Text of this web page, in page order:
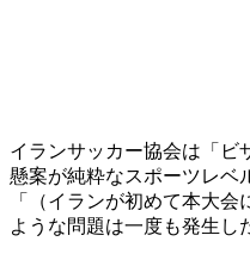
イランサッカー協会は「ビ
懸案が純粋なスポーツレベ
「（イランが初めて本大
ような問題は一度も発生し